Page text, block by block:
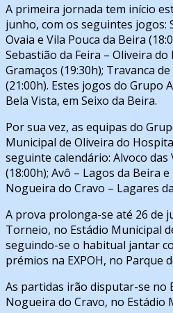
A primeira jornada tem início
junho, com os seguintes jogos:
Ovaia e Vila Pouca da Beira
Sebastião da Feira – Oliveira do
Gramaços (19:30h); Travanca
(21:00h). Estes jogos do Grupo
Bela Vista, em Seixo da Beira.
Por sua vez, as equipas do
Municipal de Oliveira do
seguinte calendário: Alvoco das
(18:00h); Avô – Lagos da Beira e
Nogueira do Cravo – Lagares
A prova prolonga-se até 26 de
Torneio, no Estádio Municipal
seguindo-se o habitual jantar
prémios na EXPOH, no Parque
As partidas irão disputar-se no
Nogueira do Cravo, no Estádio